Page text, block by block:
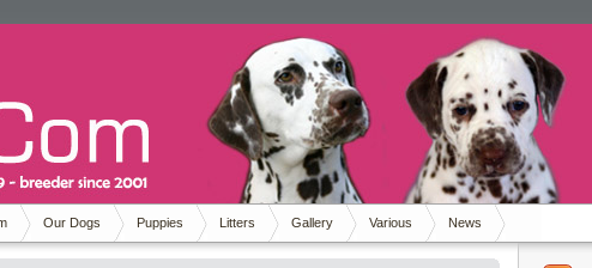
Our Dogs Puppies Litters Gallery Various News